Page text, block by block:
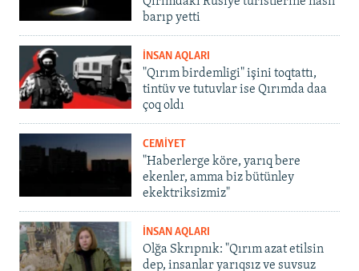
barıp yetti
İNSAN AQLARI
"Qırım birdemligi" işini toqtattı,
tintüv ve tutuvlar ise Qırımda daa
çoq oldı
CEMİYET
"Haberlerge köre, yarıq bere
ekenler, amma biz bütünley
ekektriksizmiz"
İNSAN AQLARI
Olğa Skrıpnık: "Qırım azat etilsin
dep, insanlar yarıqsız ve suvsuz